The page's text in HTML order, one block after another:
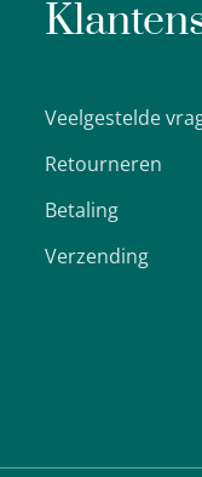
Veelgestelde
Retourneren
Betaling
Verzending